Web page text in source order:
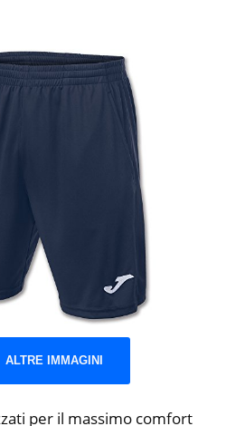
ALTRE IMMAGINI
per il massimo comfort